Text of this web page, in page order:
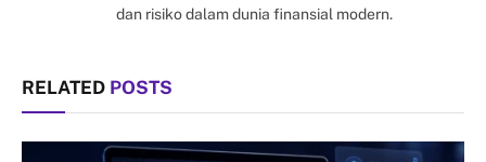
dan risiko dalam dunia finansial modern.
RELATED POSTS